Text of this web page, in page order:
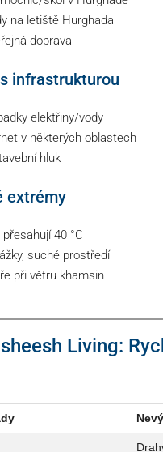
na letiště Hurghada
doprava
infrastrukturou
elektřiny/vody
v některých oblastech
hluk
extrémy
40 °C
suché prostředí
při větru khamsin
Living: